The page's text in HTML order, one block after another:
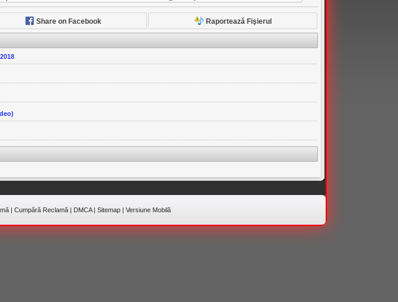
Share on Facebook Raportează Fişierul
| Cumpără Reclamă| DMCA| Sitemap| Versiune Mobilă